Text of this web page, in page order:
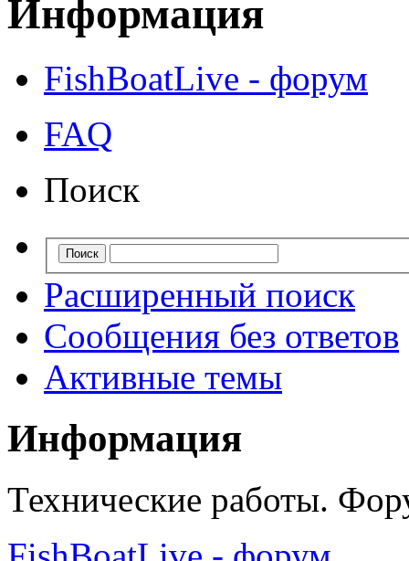
Информация
FishBoatLive - форум
FAQ
Поиск
Расширенный поиск
Сообщения без ответов
Активные темы
Информация
Технические работы.